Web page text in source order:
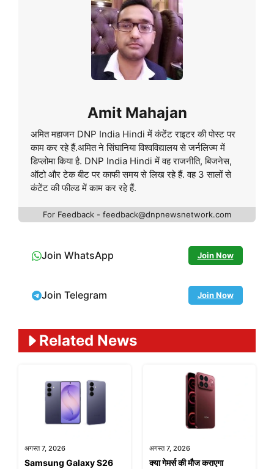
Amit Mahajan
अमित महाजन DNP India Hindi में कंटेंट राइटर की पोस्ट पर
काम कर रहे हैं.अमित ने सिंघानिया विश्वविद्यालय से जर्नलिज्म में
डिप्लोमा किया है. DNP India Hindi में वह राजनीति, बिजनेस,
ऑटो और टेक बीट पर काफी समय से लिख रहे हैं. वह 3 सालों से
कंटेंट की फील्ड में काम कर रहे हैं.
For Feedback - feedback@dnpnewsnetwork.com
Join WhatsApp Join Now
Join Telegram Join Now
Related News
अगस्त 7, 2026
Samsung Galaxy S26
अगस्त 7, 2026
क्या गेमर्स की मौज कराएगा